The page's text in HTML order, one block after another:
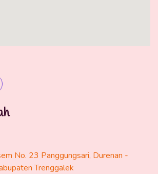
No. 23 Panggungsari, Durenan -
Trenggalek